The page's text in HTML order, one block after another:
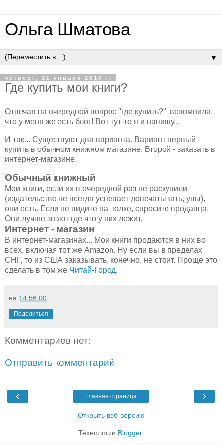
Ольга Шматова
▼
четверг, 21 января 2010 г.
Где купить мои книги?
Отвечая на очередной вопрос "где купить?", вспомнила,
что у меня же есть блог! Вот тут-то я и напишу...
И так... Существуют два варианта. Вариант первый -
купить в обычном книжном магазине. Второй - заказать в
интернет-магазине.
Обычный книжный
Мои книги, если их в очередной раз не раскупили
(издательство не всегда успевает допечатывать, увы),
они есть. Если не видите на полке, спросите продавца.
Они лучше знают где что у них лежит.
Интернет - магазин
В интернет-магазинах... Мои книги продаются в них во
всех, включая тот же Amazon. Ну если вы в пределах
СНГ, то из США заказывать, конечно, не стоит. Проще это
сделать в том же Читай-Город.
на 14:56:00
Поделиться
Комментариев нет:
Отправить комментарий
‹ ›
Главная страница
Открыть веб-версию
Технологии Blogger.